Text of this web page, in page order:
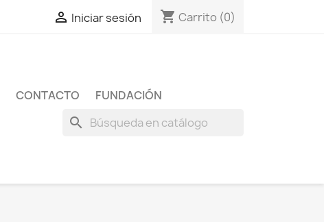
 Iniciar sesión shopping_cart Carrito (0)
CONTACTO FUNDACIÓN
search